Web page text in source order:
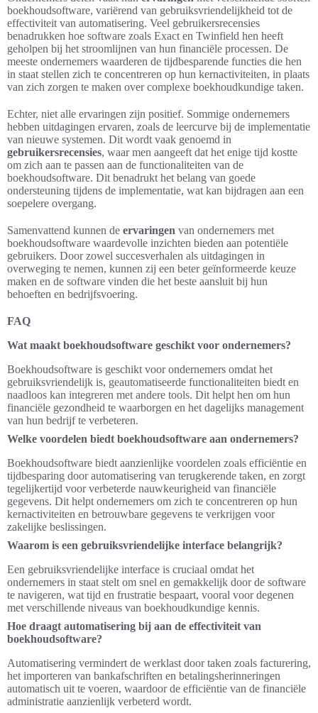
boekhoudsoftware, variërend van gebruiksvriendelijkheid tot de
effectiviteit van automatisering. Veel gebruikersrecensies
benadrukken hoe software zoals Exact en Twinfield hen heeft
geholpen bij het stroomlijnen van hun financiële processen. De
meeste ondernemers waarderen de tijdbesparende functies die hen
in staat stellen zich te concentreren op hun kernactiviteiten, in plaats
van zich zorgen te maken over complexe boekhoudkundige taken.
Echter, niet alle ervaringen zijn positief. Sommige ondernemers
hebben uitdagingen ervaren, zoals de leercurve bij de implementatie
van nieuwe systemen. Dit wordt vaak genoemd in
gebruikersrecensies, waar men aangeeft dat het enige tijd kostte
om zich aan te passen aan de functionaliteiten van de
boekhoudsoftware. Dit benadrukt het belang van goede
ondersteuning tijdens de implementatie, wat kan bijdragen aan een
soepelere overgang.
Samenvattend kunnen de ervaringen van ondernemers met
boekhoudsoftware waardevolle inzichten bieden aan potentiële
gebruikers. Door zowel succesverhalen als uitdagingen in
overweging te nemen, kunnen zij een beter geïnformeerde keuze
maken en de software vinden die het beste aansluit bij hun
behoeften en bedrijfsvoering.
FAQ
Wat maakt boekhoudsoftware geschikt voor ondernemers?
Boekhoudsoftware is geschikt voor ondernemers omdat het
gebruiksvriendelijk is, geautomatiseerde functionaliteiten biedt en
naadloos kan integreren met andere tools. Dit helpt hen om hun
financiële gezondheid te waarborgen en het dagelijks management
van hun bedrijf te verbeteren.
Welke voordelen biedt boekhoudsoftware aan ondernemers?
Boekhoudsoftware biedt aanzienlijke voordelen zoals efficiëntie en
tijdbesparing door automatisering van terugkerende taken, en zorgt
tegelijkertijd voor verbeterde nauwkeurigheid van financiële
gegevens. Dit helpt ondernemers om zich te concentreren op hun
kernactiviteiten en betrouwbare gegevens te verkrijgen voor
zakelijke beslissingen.
Waarom is een gebruiksvriendelijke interface belangrijk?
Een gebruiksvriendelijke interface is cruciaal omdat het
ondernemers in staat stelt om snel en gemakkelijk door de software
te navigeren, wat tijd en frustratie bespaart, vooral voor degenen
met verschillende niveaus van boekhoudkundige kennis.
Hoe draagt automatisering bij aan de effectiviteit van
boekhoudsoftware?
Automatisering vermindert de werklast door taken zoals facturering,
het importeren van bankafschriften en betalingsherinneringen
automatisch uit te voeren, waardoor de efficiëntie van de financiële
administratie aanzienlijk verbeterd wordt.